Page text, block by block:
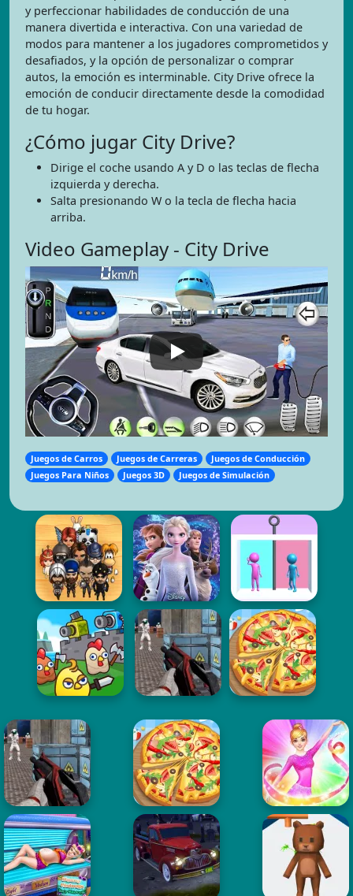
y perfeccionar habilidades de conducción de una
manera divertida e interactiva. Con una variedad de
modos para mantener a los jugadores comprometidos y
desafiados, y la opción de personalizar o comprar
autos, la emoción es interminable. City Drive ofrece la
emoción de conducir directamente desde la comodidad
de tu hogar.
¿Cómo jugar City Drive?
Dirige el coche usando A y D o las teclas de flecha
izquierda y derecha.
Salta presionando W o la tecla de flecha hacia
arriba.
Video Gameplay - City Drive
Juegos de Carros Juegos de Carreras
Juegos de Conducción
Juegos Para Niños
Juegos 3D Juegos de Simulación